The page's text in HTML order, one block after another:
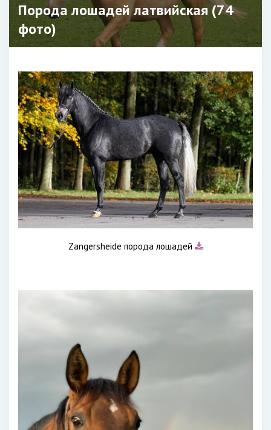
Порода лошадей латвийская (74
фото)
Zangersheide порода лошадей